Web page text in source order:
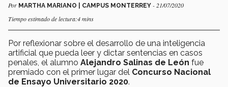
Por MARTHA MARIANO | CAMPUS MONTERREY - 21/07/2020
Tiempo estimado de lectura:4 mins
Por reflexionar sobre el desarrollo de una inteligencia
artificial que pueda leer y dictar sentencias en casos
penales, el alumno Alejandro Salinas de León fue
premiado con el primer lugar del Concurso Nacional
de Ensayo Universitario 2020.